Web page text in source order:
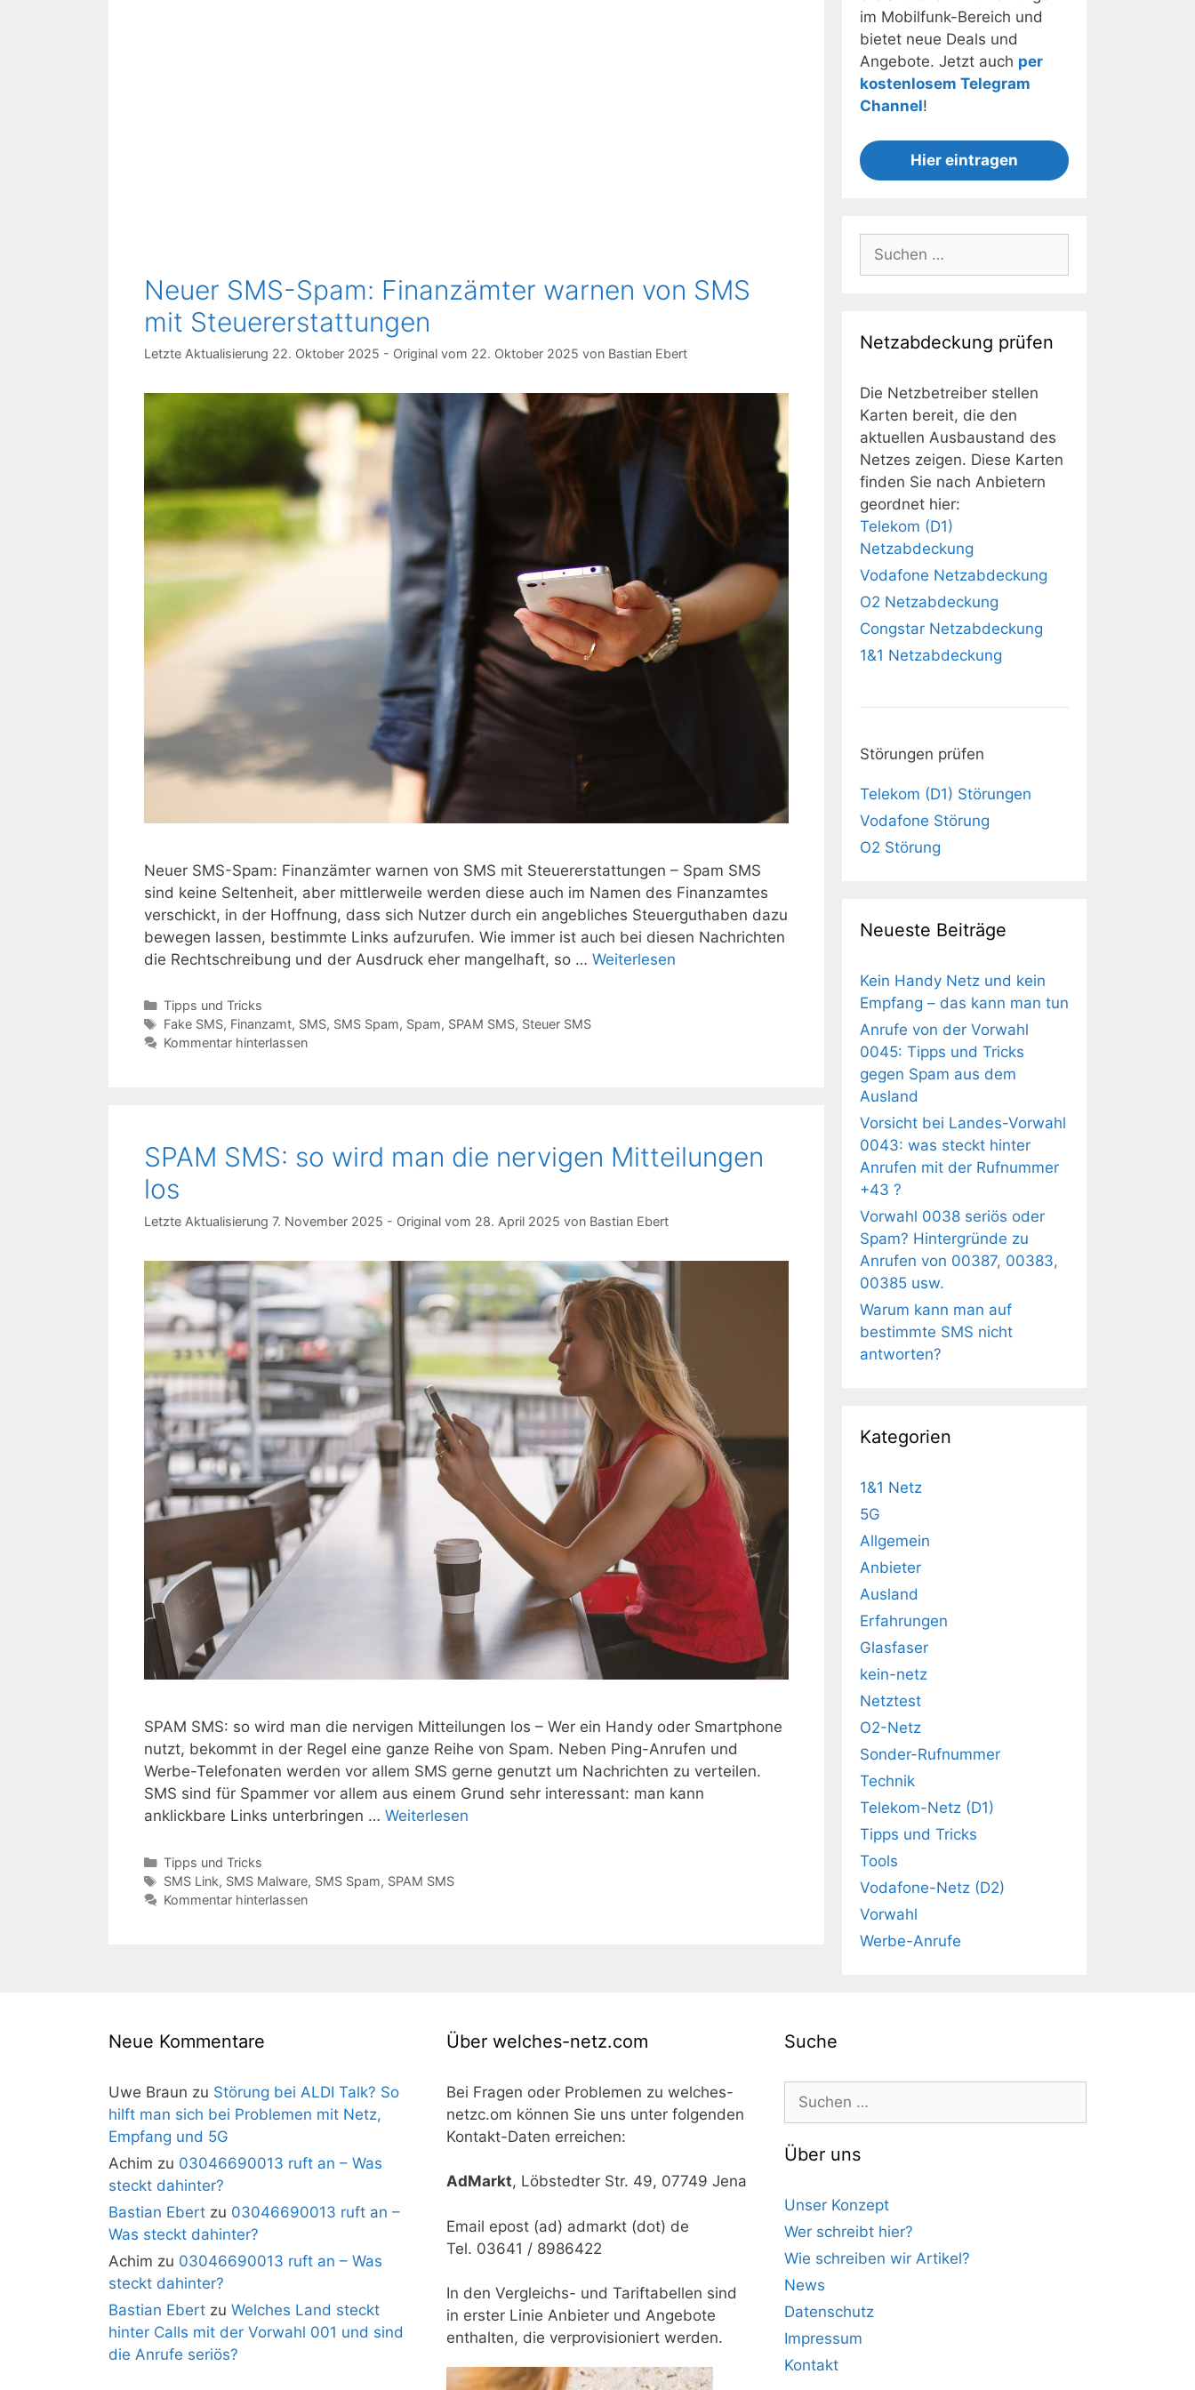
Neuer SMS-Spam: Finanzämter warnen von SMS
mit Steuererstattungen
22. Oktober 2025 22. Oktober 2025 von Bastian Ebert
Neuer SMS-Spam: Finanzämter warnen von SMS mit Steuererstattungen – Spam SMS
sind keine Seltenheit, aber mittlerweile werden diese auch im Namen des Finanzamtes
verschickt, in der Hoffnung, dass sich Nutzer durch ein angebliches Steuerguthaben dazu
bewegen lassen, bestimmte Links aufzurufen. Wie immer ist auch bei diesen Nachrichten
die Rechtschreibung und der Ausdruck eher mangelhaft, so … Weiterlesen
Kategorien
Tipps und Tricks
Schlagwörter
Fake SMS, Finanzamt, SMS, SMS Spam, Spam, SPAM SMS, Steuer SMS
Kommentar hinterlassen
SPAM SMS: so wird man die nervigen Mitteilungen
los
7. November 2025 28. April 2025 von Bastian Ebert
SPAM SMS: so wird man die nervigen Mitteilungen los – Wer ein Handy oder Smartphone
nutzt, bekommt in der Regel eine ganze Reihe von Spam. Neben Ping-Anrufen und
Werbe-Telefonaten werden vor allem SMS gerne genutzt um Nachrichten zu verteilen.
SMS sind für Spammer vor allem aus einem Grund sehr interessant: man kann
anklickbare Links unterbringen … Weiterlesen
Kategorien
Tipps und Tricks
Schlagwörter
SMS Link, SMS Malware, SMS Spam, SPAM SMS
Kommentar hinterlassen
im Mobilfunk-Bereich und
bietet neue Deals und
Angebote. Jetzt auch per
kostenlosem Telegram
Channel!
Hier eintragen
nach:
Netzabdeckung prüfen
Die Netzbetreiber stellen
Karten bereit, die den
aktuellen Ausbaustand des
Netzes zeigen. Diese Karten
finden Sie nach Anbietern
geordnet hier:
Telekom (D1)
Netzabdeckung
Vodafone Netzabdeckung
O2 Netzabdeckung
Congstar Netzabdeckung
1&1 Netzabdeckung
Störungen prüfen
Telekom (D1) Störungen
Vodafone Störung
O2 Störung
Neueste Beiträge
Kein Handy Netz und kein
Empfang – das kann man tun
Anrufe von der Vorwahl
0045: Tipps und Tricks
gegen Spam aus dem
Ausland
Vorsicht bei Landes-Vorwahl
0043: was steckt hinter
Anrufen mit der Rufnummer
+43 ?
Vorwahl 0038 seriös oder
Spam? Hintergründe zu
Anrufen von 00387, 00383,
00385 usw.
Warum kann man auf
bestimmte SMS nicht
antworten?
Kategorien
1&1 Netz
5G
Allgemein
Anbieter
Ausland
Erfahrungen
Glasfaser
kein-netz
Netztest
O2-Netz
Sonder-Rufnummer
Technik
Telekom-Netz (D1)
Tipps und Tricks
Tools
Vodafone-Netz (D2)
Vorwahl
Werbe-Anrufe
Neue Kommentare
Uwe Braun zu Störung bei ALDI Talk? So
hilft man sich bei Problemen mit Netz,
Empfang und 5G
Achim zu 03046690013 ruft an – Was
steckt dahinter?
Bastian Ebert zu 03046690013 ruft an –
Was steckt dahinter?
Achim zu 03046690013 ruft an – Was
steckt dahinter?
Bastian Ebert zu Welches Land steckt
hinter Calls mit der Vorwahl 001 und sind
die Anrufe seriös?
Über welches-netz.com
Bei Fragen oder Problemen zu welches-
netzc.om können Sie uns unter folgenden
Kontakt-Daten erreichen:
AdMarkt, Löbstedter Str. 49, 07749 Jena
Email epost (ad) admarkt (dot) de
Tel. 03641 / 8986422
In den Vergleichs- und Tariftabellen sind
in erster Linie Anbieter und Angebote
enthalten, die verprovisioniert werden.
Suche
nach:
Über uns
Unser Konzept
Wer schreibt hier?
Wie schreiben wir Artikel?
News
Datenschutz
Impressum
Kontakt